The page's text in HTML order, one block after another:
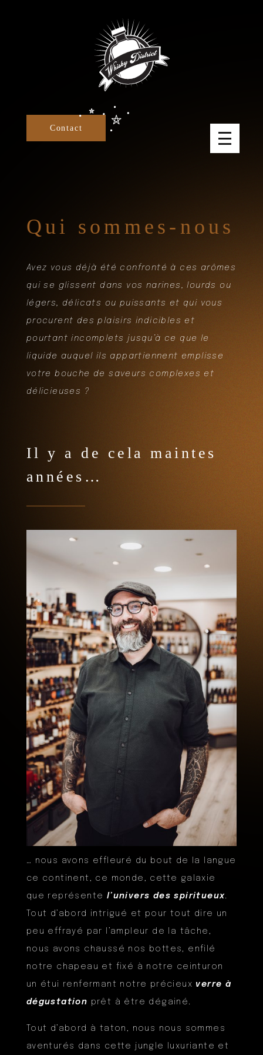
Contact
Qui sommes-nous
Avez vous déjà été confronté à ces arômes
qui se glissent dans vos narines, lourds ou
légers, délicats ou puissants et qui vous
procurent des plaisirs indicibles et
pourtant incomplets jusqu’à ce que le
liquide auquel ils appartiennent emplisse
votre bouche de saveurs complexes et
délicieuses ?
Il y a de cela maintes
années…
… nous avons effleuré du bout de la langue
ce continent, ce monde, cette galaxie
que représente l’univers des spiritueux.
Tout d’abord intrigué et pour tout dire un
peu effrayé par l’ampleur de la tâche,
nous avons chaussé nos bottes, enfilé
notre chapeau et fixé à notre ceinturon
un étui renfermant notre précieux verre à
dégustation prêt à être dégainé.
Tout d’abord à taton, nous nous sommes
aventurés dans cette jungle luxuriante et